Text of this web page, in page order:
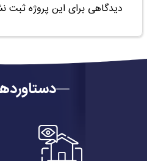
دیدگاهی برای این پروژه